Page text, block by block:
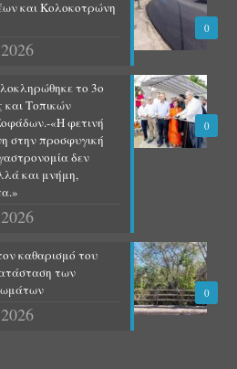
0
και Κολοκοτρώνη
0
το 3ο
και Τοπικών
«Η φετινή
στην προσφυγική
δεν
και μνήμη,
0
καθαρισμό του
των